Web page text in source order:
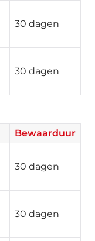
30 dagen
30 dagen
Bewaarduur
30 dagen
30 dagen